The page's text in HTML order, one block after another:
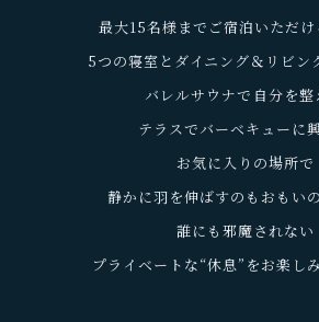
最大15名様までご宿泊いただけ
5つの寝室とダイニング＆リビン
バレルサウナで自分を整
テラスでバーベキューに興
お気に入りの場所で
静かに羽を伸ばすのもおもい
誰にも邪魔されない
プライベートな“休息”をお楽し